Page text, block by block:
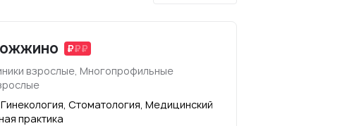
взрослые, Многопрофильные
Стоматология, Медицинский
практика